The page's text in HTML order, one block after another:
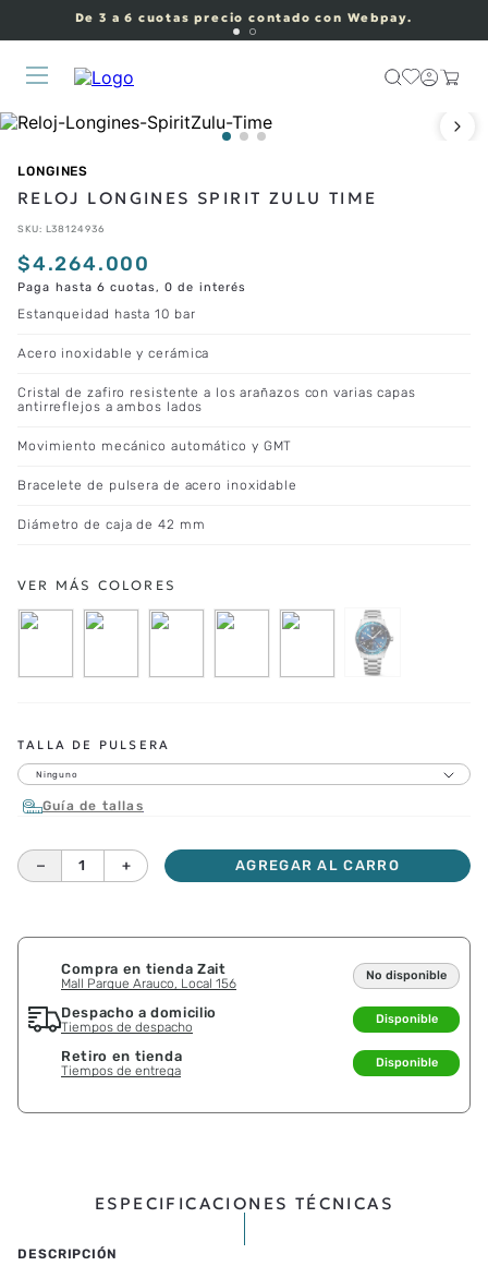
De 3 a 6 cuotas precio contado con Webpay.
LONGINES
RELOJ LONGINES SPIRIT ZULU TIME
SKU: L38124936
$4.264.000
Paga hasta 6 cuotas, 0 de interés
Estanqueidad hasta 10 bar
Acero inoxidable y cerámica
Cristal de zafiro resistente a los arañazos con varias capas
antirreflejos a ambos lados
Movimiento mecánico automático y GMT
Bracelete de pulsera de acero inoxidable
Diámetro de caja de 42 mm
TALLA DE PULSERA
Ninguno
Guía de tallas
＋
－ AGREGAR AL CARRO
Compra en tienda Zait
Mall Parque Arauco, Local 156
No disponible
Despacho a domicilio
Tiempos de despacho
Disponible
Retiro en tienda
Tiempos de entrega
Disponible
ESPECIFICACIONES TÉCNICAS